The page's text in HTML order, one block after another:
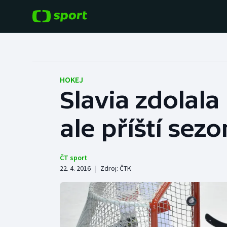
Hokej
Tenis
Cyklistika
Baseball a softbal
Basketbal
Boby a skeleton
Box
HOKEJ
Slavia
ale příští
ČT sport
22. 4. 2016 | Zdroj: ČTK